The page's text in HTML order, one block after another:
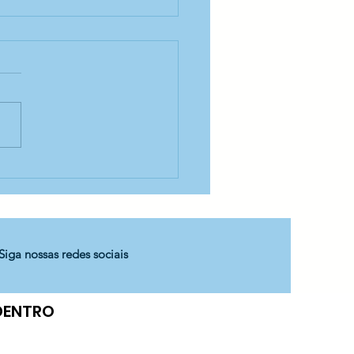
prática: Horta
Madre Nazarena
Siga nossas redes sociais